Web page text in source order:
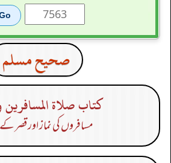
صحيح مسلم
كتاب صلاة
مسافروں کی نماز اور قصر